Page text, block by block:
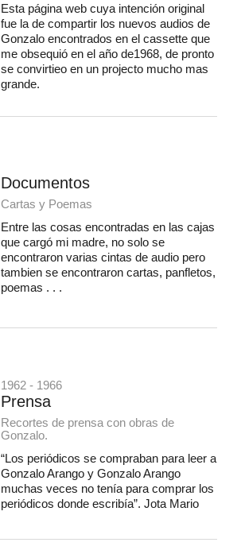
Esta página web cuya intención original
fue la de compartir los nuevos audios de
Gonzalo encontrados en el cassette que
me obsequió en el año de1968, de pronto
se convirtieo en un projecto mucho mas
grande.
Documentos
Cartas y Poemas
Entre las cosas encontradas en las cajas
que cargó mi madre, no solo se
encontraron varias cintas de audio pero
tambien se encontraron cartas, panfletos,
poemas . . .
1962 - 1966
Prensa
Recortes de prensa con obras de
Gonzalo.
“Los periódicos se compraban para leer a
Gonzalo Arango y Gonzalo Arango
muchas veces no tenía para comprar los
periódicos donde escribía”. Jota Mario